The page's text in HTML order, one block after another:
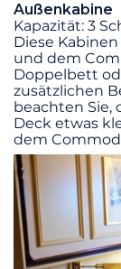
Außenkabine
Kapazität: 3
Diese
und dem
Doppelbett
zusätzlichen
beachten Sie,
Deck etwas
dem